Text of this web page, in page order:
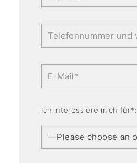
Ich interessiere mich für*: